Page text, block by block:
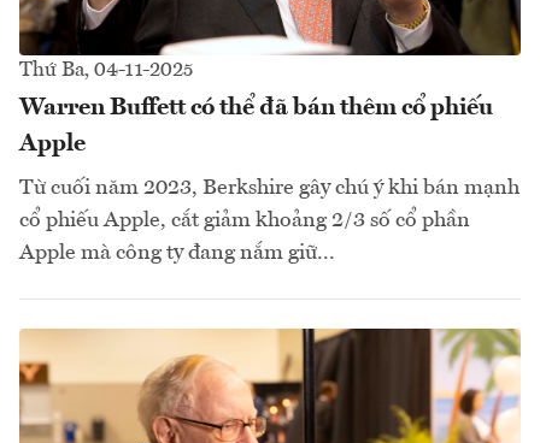
Thứ Ba, 04-11-2025
Warren Buffett có thể đã bán thêm cổ phiếu
Apple
Từ cuối năm 2023, Berkshire gây chú ý khi bán mạnh
cổ phiếu Apple, cắt giảm khoảng 2/3 số cổ phần
Apple mà công ty đang nắm giữ...